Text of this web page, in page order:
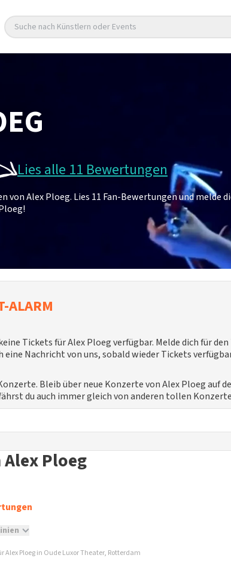
Suche nach Künstlern oder Events
Lies alle 11 Bewertungen
von Alex Ploeg. Lies 11 Fan-Bewertungen und melde
ALARM
Tickets für Alex Ploeg verfügbar. Melde dich für den
Nachricht von uns, sobald wieder Tickets
Bleib über neue Konzerte von Alex Ploeg auf
du auch immer gleich von anderen tollen
Ploeg
von echten Kunden. Es ist nicht möglich, eine
Alex Ploeg in Oude Luxor Theater, Rotterdam